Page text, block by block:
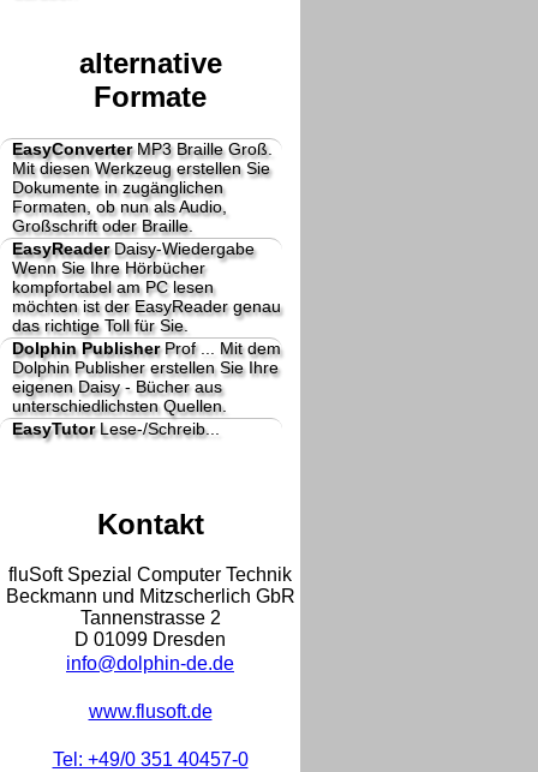
alternative
Formate
EasyConverterMP3 Braille Groß.
Mit diesen Werkzeug erstellen Sie
Dokumente in zugänglichen
Formaten, ob nun als Audio,
Großschrift oder Braille.
EasyReaderDaisy-Wiedergabe
Wenn Sie Ihre Hörbücher
kompfortabel am PC lesen
möchten ist der EasyReader genau
das richtige Toll für Sie.
Dolphin PublisherProf ...
Mit dem
Dolphin Publisher erstellen Sie Ihre
eigenen Daisy - Bücher aus
unterschiedlichsten Quellen.
EasyTutorLese-/Schreib...
Kontakt
fluSoft Spezial Computer Technik
Beckmann und Mitzscherlich GbR
Tannenstrasse 2
D 01099 Dresden
info@dolphin-de.de
www.flusoft.de
Tel: +49/0 351 40457-0